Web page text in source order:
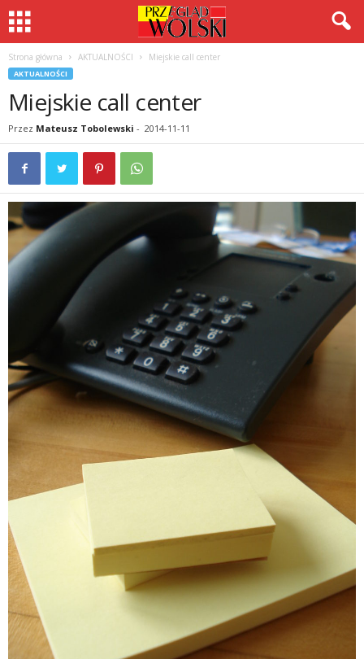
Strona główna AKTUALNOŚCI Miejskie call center
AKTUALNOŚCI
Miejskie call center
Przez Mateusz Tobolewski - 2014-11-11